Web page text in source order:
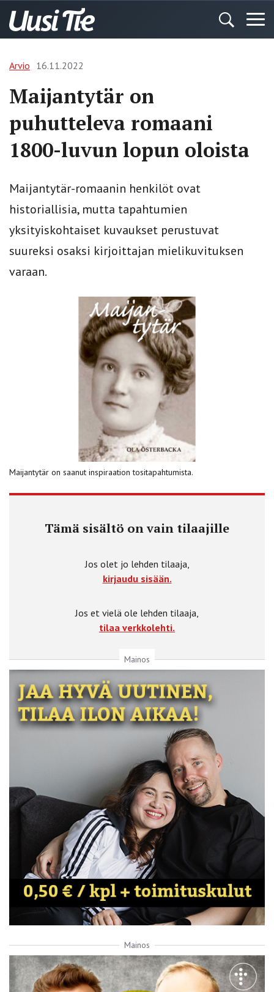
Arvio 16.11.2022
Maijantytär on
puhutteleva romaani
1800-luvun lopun oloista
Maijantytär-romaanin henkilöt ovat
historiallisia, mutta tapahtumien
yksityiskohtaiset kuvaukset perustuvat
suureksi osaksi kirjoittajan mielikuvituksen
varaan.
Maijantytär on saanut inspiraation tositapahtumista.
Tämä sisältö on vain tilaajille
Jos olet jo lehden tilaaja,
kirjaudu sisään.
Jos et vielä ole lehden tilaaja,
tilaa verkkolehti.
Mainos
Mainos